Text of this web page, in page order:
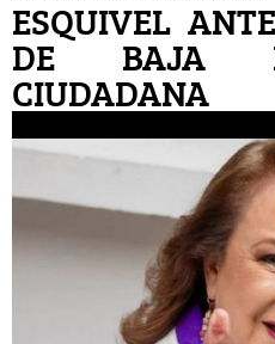
ESQUIVEL
DE BAJA
CIUDADANA